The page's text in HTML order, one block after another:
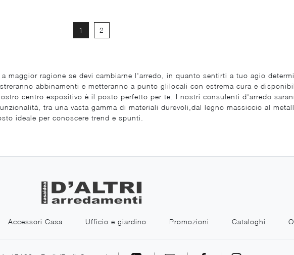
1 2
maggior ragione se devi cambiarne l'arredo, in quanto sentirti a tuo agio
abbinamenti e metteranno a punto glilocali con estrema cura e
centro espositivo è il posto perfetto per te. I nostri consulenti d'arredo
tra una vasta gamma di materiali durevoli,dal legno massiccio al
ideale per conoscere trend e spunti.
Accessori Casa Ufficio e giardino Promozioni Cataloghi